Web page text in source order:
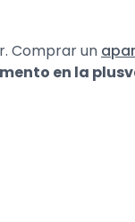
Comprar un
en la